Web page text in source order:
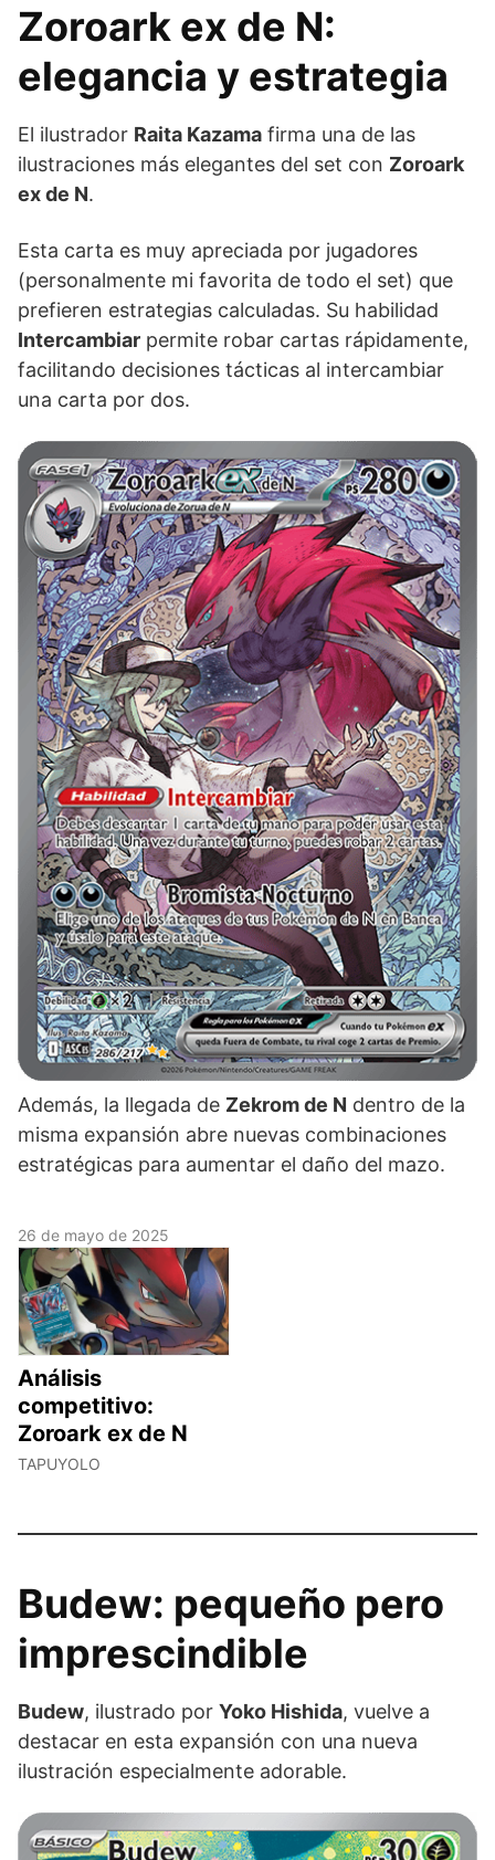
Zoroark ex de N:
elegancia y estrategia
El ilustrador Raita Kazama firma una de las
ilustraciones más elegantes del set con Zoroark
ex de N.
Esta carta es muy apreciada por jugadores
(personalmente mi favorita de todo el set) que
prefieren estrategias calculadas. Su habilidad
Intercambiar permite robar cartas rápidamente,
facilitando decisiones tácticas al intercambiar
una carta por dos.
Además, la llegada de Zekrom de N dentro de la
misma expansión abre nuevas combinaciones
estratégicas para aumentar el daño del mazo.
26 de mayo de 2025
Análisis
competitivo:
Zoroark ex de N
TAPUYOLO
Budew: pequeño pero
imprescindible
Budew, ilustrado por Yoko Hishida, vuelve a
destacar en esta expansión con una nueva
ilustración especialmente adorable.